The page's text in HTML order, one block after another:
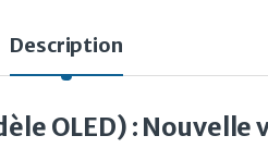
Description
OLED) : Nouvelle